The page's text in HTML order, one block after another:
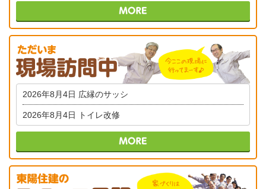
2026年8月4日 広縁のサッシ
2026年8月4日 トイレ改修